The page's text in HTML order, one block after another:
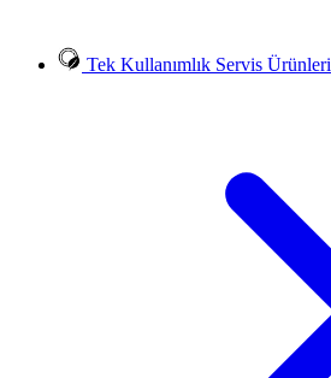
Tek Kullanımlık Servis Ürünleri